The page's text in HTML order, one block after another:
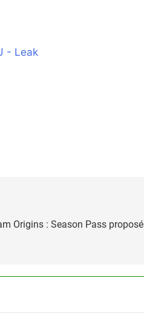
- Leak
Origins : Season Pass proposé